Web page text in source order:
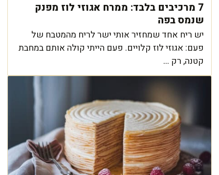
7 מרכיבים בלבד: ממרח אגוזי לוז מפנק
שנמס בפה
יש ריח אחד שמחזיר אותי ישר לריח מהמטבח של
פעם: אגוזי לוז קלויים. פעם הייתי קולה אותם במחבת
קטנה, רק ...